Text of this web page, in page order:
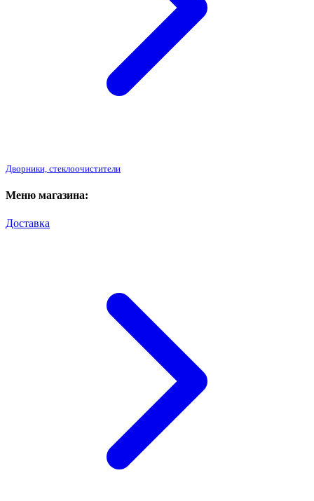
Дворники, стеклоочистители
Меню магазина:
Доставка